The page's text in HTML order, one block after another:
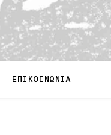
ΕΠΙΚΟΙΝΩΝΙΑ